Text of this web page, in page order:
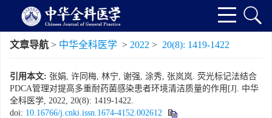
文章导航 > 中华全科医学 > 2022 > 20(8): 1419-1422
引用本文: 张娟, 许同梅, 林宁, 谢强, 涂秀, 张岚岚. 荧光标记法结合
PDCA管理对提高多重耐药菌感染患者环境清洁质量的作用[J]. 中华
全科医学, 2022, 20(8): 1419-1422.
doi: 10.16766/j.cnki.issn.1674-4152.002612